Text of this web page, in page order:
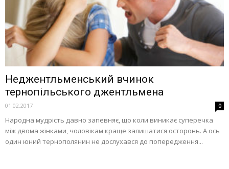
Неджентльменський вчинок
тернопільського джентльмена
01.02.2017 0
Народна мудрість давно запевняє, що коли виникає суперечка
між двома жінками, чоловікам краще залишатися осторонь. А ось
один юний тернополянин не дослухався до попередження...